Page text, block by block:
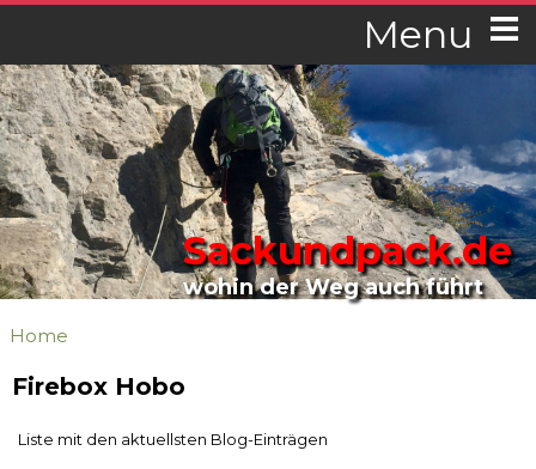
Menu
Sackundpack.de
wohin der Weg auch führt
Home
Firebox Hobo
Liste mit den aktuellsten Blog-Einträgen